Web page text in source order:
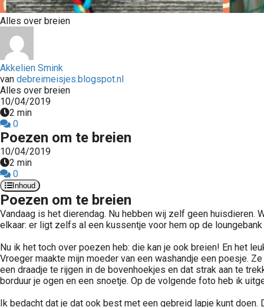
Alles over breien
Akkelien Smink
van debreimeisjes.blogspot.nl
Alles over breien
10/04/2019
2 min
0
Poezen om te breien
10/04/2019
2 min
0
Inhoud
Poezen om te breien
Vandaag is het dierendag. Nu hebben wij zelf geen
elkaar: er ligt zelfs al een kussentje voor hem op de
Nu ik het toch over poezen heb: die kan je ook breien! En het
Vroeger maakte mijn moeder van een washandje een poesje.
een draadje te rijgen in de bovenhoekjes en dat strak aan te
borduur je ogen en een snoetje. Op de volgende foto heb ik
Ik bedacht dat je dat ook best met een gebreid lapje kunt